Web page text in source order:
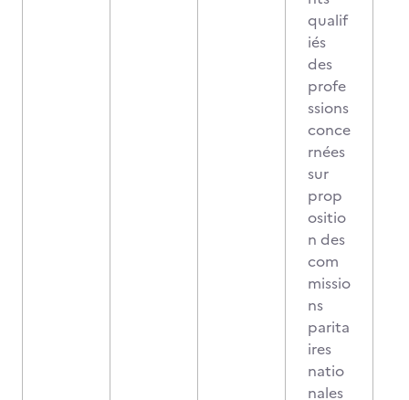
qualif
iés
des
profe
ssions
conce
rnées
sur
prop
ositio
n des
com
missio
ns
parita
ires
natio
nales